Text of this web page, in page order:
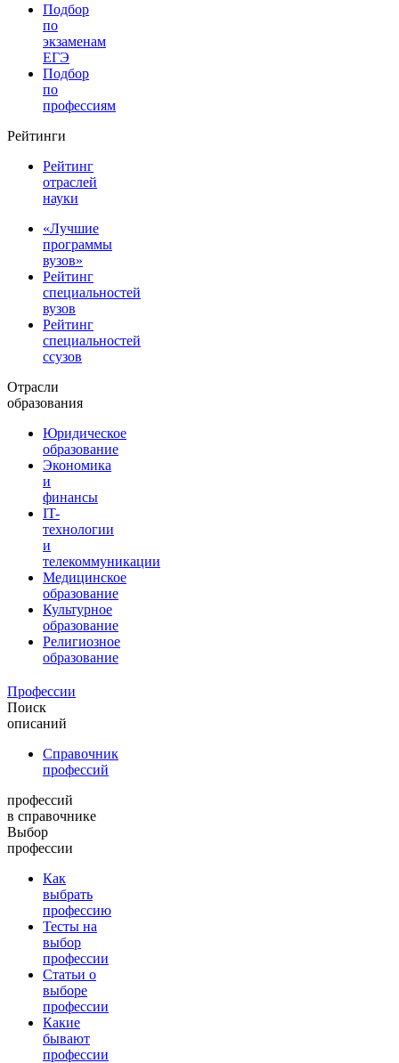
Подбор
по
экзаменам
ЕГЭ
Подбор
по
профессиям
Рейтинги
Рейтинг
отраслей
науки
«Лучшие
программы
вузов»
Рейтинг
специальностей
вузов
Рейтинг
специальностей
ссузов
Отрасли
образования
Юридическое
образование
Экономика
и
финансы
IT-
технологии
и
телекоммуникации
Медицинское
образование
Культурное
образование
Религиозное
образование
Профессии
Поиск
описаний
Справочник
профессий
профессий
в справочнике
Выбор
профессии
Как
выбрать
профессию
Тесты на
выбор
профессии
Статьи о
выборе
профессии
Какие
бывают
профессии